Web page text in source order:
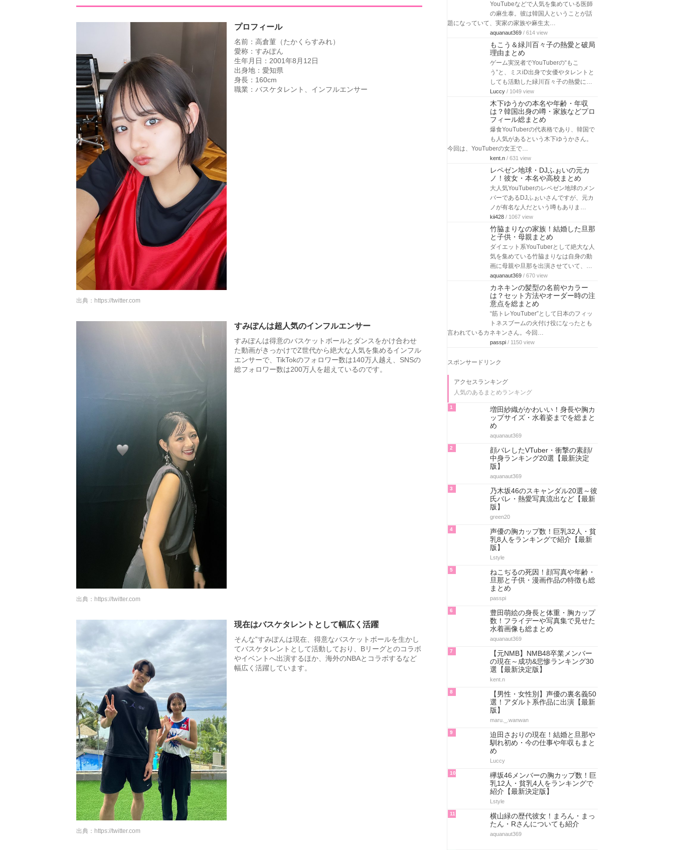
プロフィール
名前：高倉菫（たかくらすみれ）
愛称：すみぽん
生年月日：2001年8月12日
出身地：愛知県
身長：160cm
職業：バスケタレント、インフルエンサー
出典： https://twitter.com
すみぽんは超人気のインフルエンサー
すみぽんは得意のバスケットボールとダンスをかけ合わせ
た動画がきっかけでZ世代から絶大な人気を集めるインフル
エンサーで、TikTokのフォロワー数は140万人越え、SNSの
総フォロワー数は200万人を超えているのです。
出典： https://twitter.com
現在はバスケタレントとして幅広く活躍
そんな‟すみぽんは現在、得意なバスケットボールを生かし
てバスケタレントとして活動しており、Bリーグとのコラボ
やイベントへ出演するほか、海外のNBAとコラボするなど
幅広く活躍しています。
出典： https://twitter.com
YouTubeなどで人気を集めている医師
の麻生泰。彼は韓国人ということが話
題になっていて、実家の家族や麻生太…
aquanaut369 / 614 view
もこう＆緑川百々子の熱愛と破局
理由まとめ
ゲーム実況者でYouTuberの“もこ
う”と、ミスiD出身で女優やタレントと
しても活動した緑川百々子の熱愛に…
Luccy / 1049 view
木下ゆうかの本名や年齢・年収
は？韓国出身の噂・家族などプロ
フィール総まとめ
爆食YouTuberの代表格であり、韓国で
も人気があるという木下ゆうかさん。
今回は、YouTuberの女王で…
kent.n / 631 view
レペゼン地球・DJふぉいの元カ
ノ！彼女・本名や高校まとめ
大人気YouTuberのレペゼン地球のメン
バーであるDJふぉいさんですが、元カ
ノが有名な人だという噂もありま…
kii428 / 1067 view
竹脇まりなの家族！結婚した旦那
と子供・母親まとめ
ダイエット系YouTuberとして絶大な人
気を集めている竹脇まりなは自身の動
画に母親や旦那を出演させていて、…
aquanaut369 / 670 view
カネキンの髪型の名前やカラー
は？セット方法やオーダー時の注
意点を総まとめ
“筋トレYouTuber”として日本のフィッ
トネスブームの火付け役になったとも
言われているカネキンさん。今回…
passpi / 1150 view
スポンサードリンク
アクセスランキング
人気のあるまとめランキング
1
増田紗織がかわいい！身長や胸カ
ップサイズ・水着姿までを総まと
め
aquanaut369
2
顔バレしたVTuber・衝撃の素顔/
中身ランキング20選【最新決定
版】
aquanaut369
3
乃木坂46のスキャンダル20選～彼
氏バレ・熱愛写真流出など【最新
版】
green20
4
声優の胸カップ数！巨乳32人・貧
乳8人をランキングで紹介【最新
版】
Lstyle
5
ねこぢるの死因！顔写真や年齢・
旦那と子供・漫画作品の特徴も総
まとめ
passpi
6
豊田萌絵の身長と体重・胸カップ
数！フライデーや写真集で見せた
水着画像も総まとめ
aquanaut369
7
【元NMB】NMB48卒業メンバー
の現在～成功&悲惨ランキング30
選【最新決定版】
kent.n
8
【男性・女性別】声優の裏名義50
選！アダルト系作品に出演【最新
版】
maru._.wanwan
9
迫田さおりの現在！結婚と旦那や
馴れ初め・今の仕事や年収もまと
め
Luccy
10
欅坂46メンバーの胸カップ数！巨
乳12人・貧乳4人をランキングで
紹介【最新決定版】
Lstyle
11
横山緑の歴代彼女！まろん・まっ
たん・Rさんについても紹介
aquanaut369